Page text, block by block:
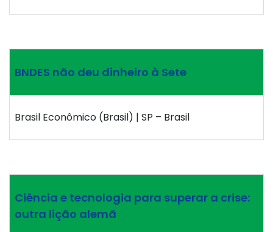
BNDES não deu dinheiro à Sete
Brasil Econômico (Brasil) | SP – Brasil
Ciência e tecnologia para superar a crise:
outra lição alemã